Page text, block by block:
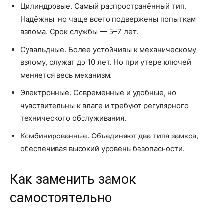
Цилиндровые. Самый распространённый тип.
Надёжны, но чаще всего подвержены попыткам
взлома. Срок службы — 5–7 лет.
Сувальдные. Более устойчивы к механическому
взлому, служат до 10 лет. Но при утере ключей
меняется весь механизм.
Электронные. Современные и удобные, но
чувствительны к влаге и требуют регулярного
технического обслуживания.
Комбинированные. Объединяют два типа замков,
обеспечивая высокий уровень безопасности.
Как заменить замок
самостоятельно